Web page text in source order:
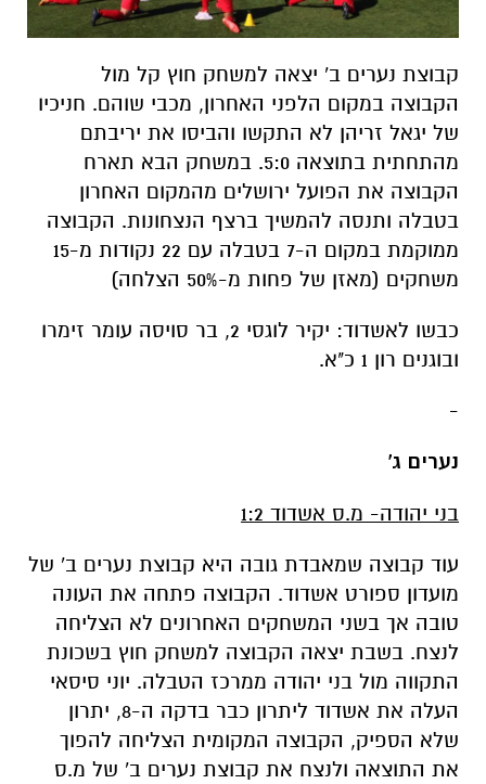
קבוצת נערים ב' יצאה למשחק חוץ קל מול
הקבוצה במקום הלפני האחרון, מכבי שוהם. חניכיו
של יגאל זריהן לא התקשו והביסו את יריבתם
מהתחתית בתוצאה 5:0. במשחק הבא תארח
הקבוצה את הפועל ירושלים מהמקום האחרון
בטבלה ותנסה להמשיך ברצף הנצחונות. הקבוצה
ממוקמת במקום ה-7 בטבלה עם 22 נקודות מ-15
משחקים (מאזן של פחות מ-50% הצלחה)
כבשו לאשדוד: יקיר לוגסי 2, בר סויסה עומר זימרו
ובוגנים רון 1 כ"א.
-
נערים ג'
בני יהודה- מ.ס אשדוד 1:2
עוד קבוצה שמאבדת גובה היא קבוצת נערים ב' של
מועדון ספורט אשדוד. הקבוצה פתחה את העונה
טובה אך בשני המשחקים האחרונים לא הצליחה
לנצח. בשבת יצאה הקבוצה למשחק חוץ בשכונת
התקווה מול בני יהודה ממרכז הטבלה. יוני סיסאי
העלה את אשדוד ליתרון כבר בדקה ה-8, יתרון
שלא הספיק, הקבוצה המקומית הצליחה להפוך
את התוצאה ולנצח את קבוצת נערים ב' של מ.ס